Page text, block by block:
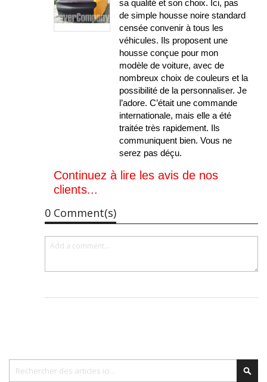
sa qualité et son choix. Ici, pas
de simple housse noire standard
censée convenir à tous les
véhicules. Ils proposent une
housse conçue pour mon
modèle de voiture, avec de
nombreux choix de couleurs et la
possibilité de la personnaliser. Je
l’adore. C’était une commande
internationale, mais elle a été
traitée très rapidement. Ils
communiquent bien. Vous ne
serez pas déçu.
Continuez à lire les avis de nos
clients...
0 Comment(s)